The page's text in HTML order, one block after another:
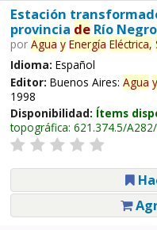
Estación
provincia deRío
por Agua y Energía Eléctrica,
Idioma: Español
Editor: Buenos Aires: Agua y
1998
Disponibilidad: Ítems
topográfica: 621.374.5/